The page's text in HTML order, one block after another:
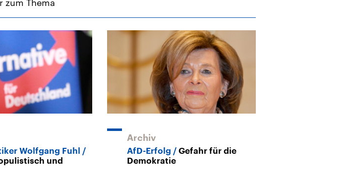
zum Thema
Wolfgang Fuhl
und
Archiv
AfD-Erfolg
Gefahr für die
Demokratie